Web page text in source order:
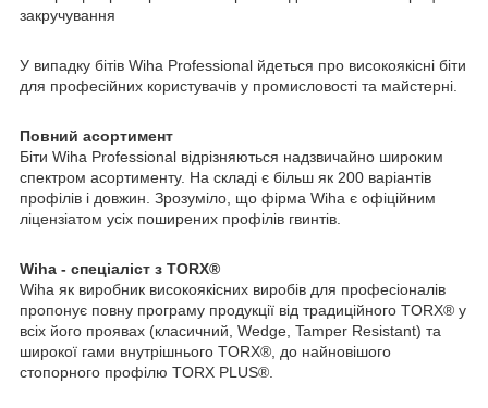
закручування
У випадку бітів Wiha Professional йдеться про високоякісні біти
для професійних користувачів у промисловості та майстерні.
Повний асортимент
Біти Wiha Professional відрізняються надзвичайно широким
спектром асортименту. На складі є більш як 200 варіантів
профілів і довжин. Зрозуміло, що фірма Wiha є офіційним
ліцензіатом усіх поширених профілів гвинтів.
Wiha - спеціаліст з TORX®
Wiha як виробник високоякісних виробів для професіоналів
пропонує повну програму продукції від традиційного TORX® у
всіх його проявах (класичний, Wedge, Tamper Resistant) та
широкої гами внутрішнього TORX®, до найновішого
стопорного профілю TORX PLUS®.